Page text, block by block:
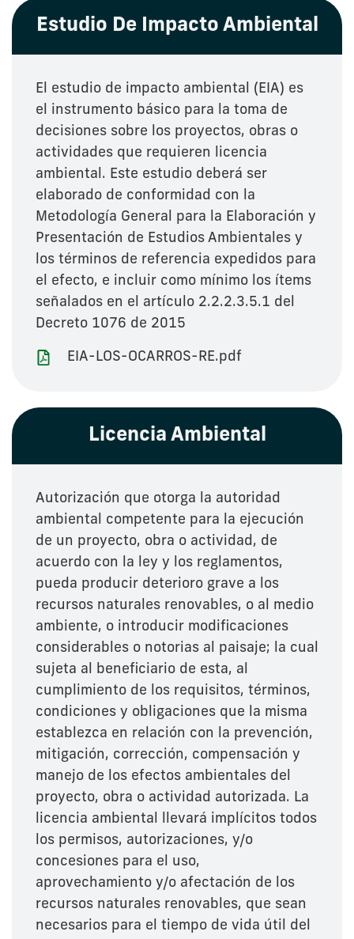
Estudio De Impacto Ambiental
El estudio de impacto ambiental (EIA) es
el instrumento básico para la toma de
decisiones sobre los proyectos, obras o
actividades que requieren licencia
ambiental. Este estudio deberá ser
elaborado de conformidad con la
Metodología General para la Elaboración y
Presentación de Estudios Ambientales y
los términos de referencia expedidos para
el efecto, e incluir como mínimo los ítems
señalados en el artículo 2.2.2.3.5.1 del
Decreto 1076 de 2015
EIA-LOS-OCARROS-RE.pdf
Licencia Ambiental
Autorización que otorga la autoridad
ambiental competente para la ejecución
de un proyecto, obra o actividad, de
acuerdo con la ley y los reglamentos,
pueda producir deterioro grave a los
recursos naturales renovables, o al medio
ambiente, o introducir modificaciones
considerables o notorias al paisaje; la cual
sujeta al beneficiario de esta, al
cumplimiento de los requisitos, términos,
condiciones y obligaciones que la misma
establezca en relación con la prevención,
mitigación, corrección, compensación y
manejo de los efectos ambientales del
proyecto, obra o actividad autorizada. La
licencia ambiental llevará implícitos todos
los permisos, autorizaciones, y/o
concesiones para el uso,
aprovechamiento y/o afectación de los
recursos naturales renovables, que sean
necesarios para el tiempo de vida útil del